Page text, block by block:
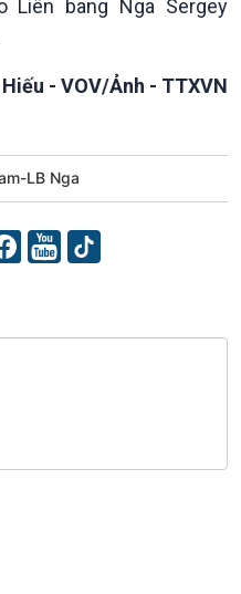
Tin Khoa học & Công nghệ
khí hậu
Multimedia
Liên bang Nga Sergey
- VOV/Ảnh - TTXVN
LB Nga